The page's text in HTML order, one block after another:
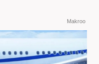
Makroo